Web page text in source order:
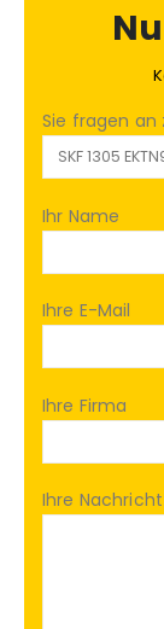
Sie fragen an
Ihr Name
Ihre E-Mail
Ihre Firma
Ihre Nachricht